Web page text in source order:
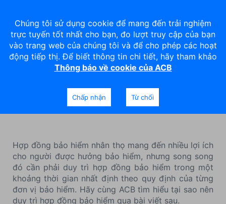
Tại sao nên duy trì hợp đồng
bảo hiểm nhân thọ lâu dài?
Hợp đồng bảo hiểm nhân thọ mang đến nhiều lợi ích
cho người được hưởng bảo hiểm, nhưng song song
đó cần phải duy trì hợp đồng bảo hiểm trong một
khoảng thời gian nhất định theo quy định của từng
đơn vị bảo hiểm. Hãy cùng ACB tìm hiểu tại sao nên
duy trì hợp đồng bảo hiểm qua bài viết sau.
Chúng tôi sử dụng cookie để mang đến trải nghiệm
trực tuyến tốt nhất cho bạn, đo lượt truy cập của bạn
vào trang web của chúng tôi và để cho phép các hoạt
động tiếp thị. Để biết thông tin chi tiết, hãy tham khảo
Thông báo về cookie của ACB
Chấp nhận Từ chối